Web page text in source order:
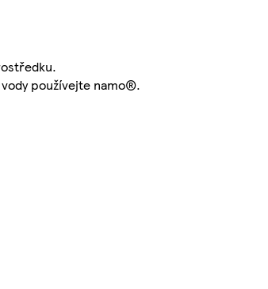
používejte namo®.